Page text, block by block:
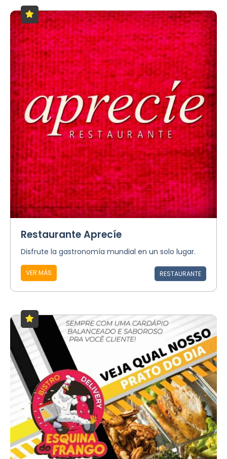
Restaurante Aprecíe
Disfrute la gastronomía mundial en un solo lugar.
VER MÁS RESTAURANTE